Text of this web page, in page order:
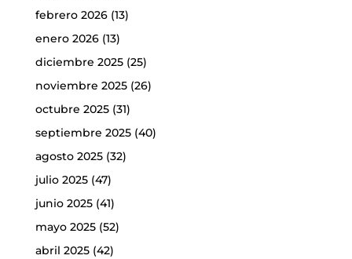
febrero 2026(13)
enero 2026(13)
diciembre 2025(25)
noviembre 2025(26)
octubre 2025(31)
septiembre 2025(40)
agosto 2025(32)
julio 2025(47)
junio 2025(41)
mayo 2025(52)
abril 2025(42)